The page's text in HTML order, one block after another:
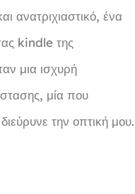
ανατριχιαστικό, ένα
kindle της
μια ισχυρή
μία που
την οπτική μου.